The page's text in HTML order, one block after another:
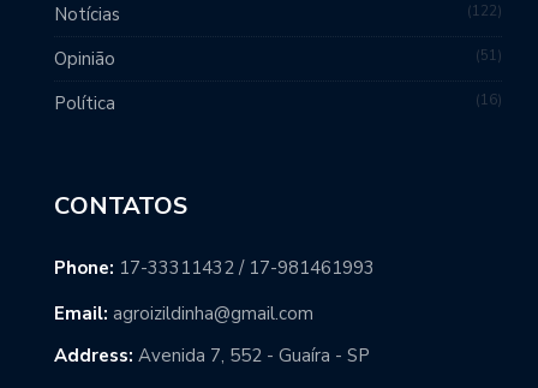
Notícias 122
Opinião 51
Política 16
CONTATOS
Phone: 17-33311432 / 17-981461993
Email: agroizildinha@gmail.com
Address: Avenida 7, 552 - Guaíra - SP